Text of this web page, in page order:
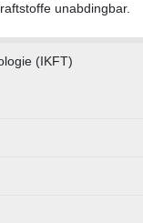
unabdingbar.
(IKFT)